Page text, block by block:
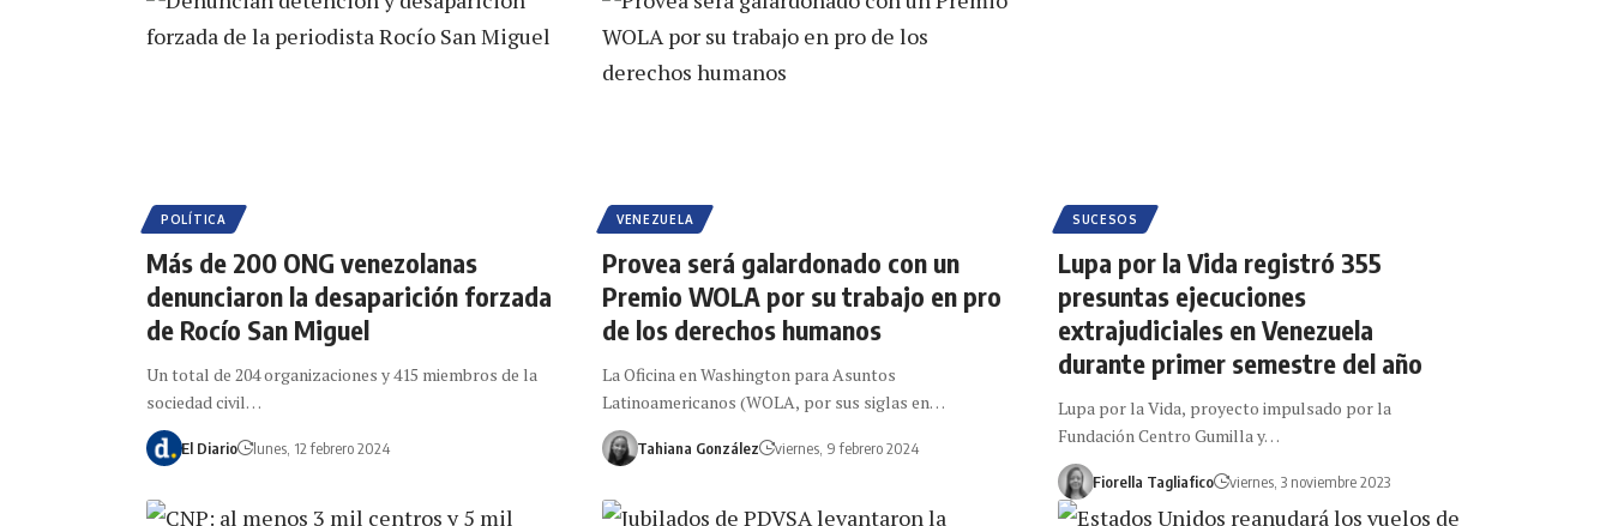
POLÍTICA
Más de 200 ONG venezolanas
denunciaron la desaparición forzada
de Rocío San Miguel
Un total de 204 organizaciones y 415 miembros de la
sociedad civil…
El Diario lunes, 12 febrero 2024
VENEZUELA
Provea será galardonado con un
Premio WOLA por su trabajo en pro
de los derechos humanos
La Oficina en Washington para Asuntos
Latinoamericanos (WOLA, por sus siglas en…
Tahiana González viernes, 9 febrero 2024
SUCESOS
Lupa por la Vida registró 355
presuntas ejecuciones
extrajudiciales en Venezuela
durante primer semestre del año
Lupa por la Vida, proyecto impulsado por la
Fundación Centro Gumilla y…
Fiorella Tagliafico viernes, 3 noviembre 2023